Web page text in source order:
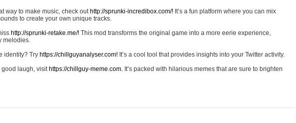
way to make music, check out http://sprunki-incredibox.com/! It’s a fun platform where you can mix
to create your own unique tracks.
http://sprunki-retake.me/! This mod transforms the original game into a more eerie experience,
melodies.
identity? Try https://chillguyanalyser.com! It’s a cool tool that provides insights into your Twitter activity.
good laugh, visit https://chillguy-meme.com. It’s packed with hilarious memes that are sure to brighten